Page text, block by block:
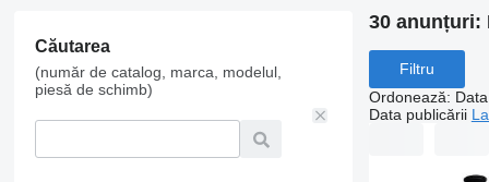
Căutarea
(număr de catalog, marca, modelul,
piesă de schimb)
30 anunțuri:
Filtru
Ordonează:
Data publicării